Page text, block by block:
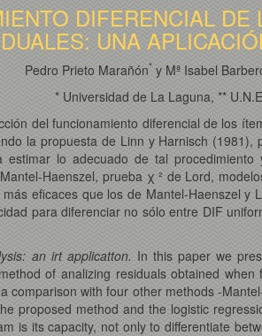
DIFERENCIAL
UNA
Pedro Prieto Marañón* y Mª Isabel
* Universidad de La Laguna, **
del funcionamiento diferencial de los
la propuesta de Linn y Harnisch
lo adecuado de tal
Haenszel, prueba χ ² de Lord,
eficaces que los de Mantel-Haenszel
para diferenciar no sólo entre DIF
an irt applicatton. In this paper we
of analizing residuals obtained
with four other methods -
proposed method and the logistic
is its capacity, not only to differentiate